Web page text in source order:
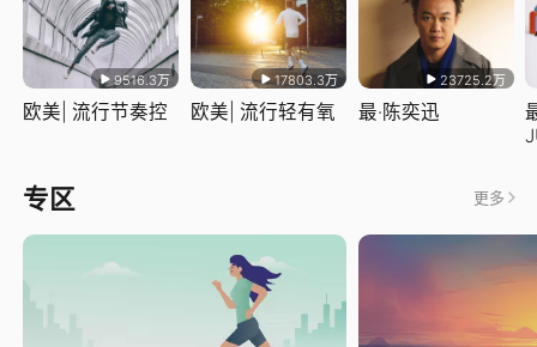
9516.3万
欧美| 流行节奏控
17803.3万
欧美| 流行轻有氧
23725.2万
最·陈奕迅
专区 更多